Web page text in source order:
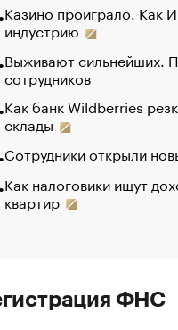
Казино проиграло. Как
индустрию
Выживают сильнейших.
сотрудников
Как банк Wildberries
склады
Сотрудники открыли
Как налоговики ищут
квартир
ФНС